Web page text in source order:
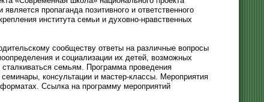
пропаганда позитивного и ответственного
института семьи и духовно-нравственных
сообществу ответы на различные вопросы
и социализации их детей, возможных
семьям. Программа проведения
консультации и мастер-классы. Мероприятия
Ссылка на программу мероприятий